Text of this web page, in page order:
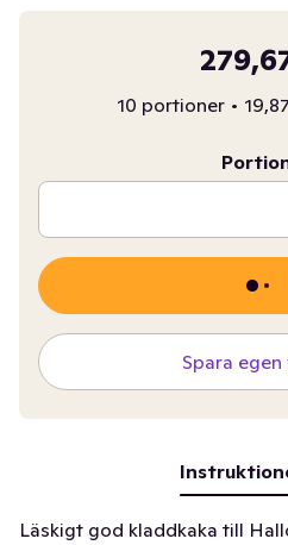
10 portioner •
Spara egen
Läskigt god kladdkaka till